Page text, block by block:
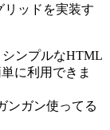
リッドを実装す
シンプルなHTML
に利用できま
ンガン使ってる